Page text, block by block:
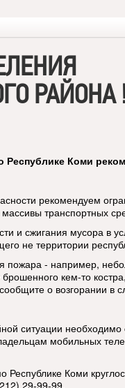
РАЙОНА
Коми
рекомендуем
транспортных
и сжигания мусора в
не территории
пожара - например,
кем-то
о возгорании в
ситуации необходимо
мобильных
Коми
29-99-99.